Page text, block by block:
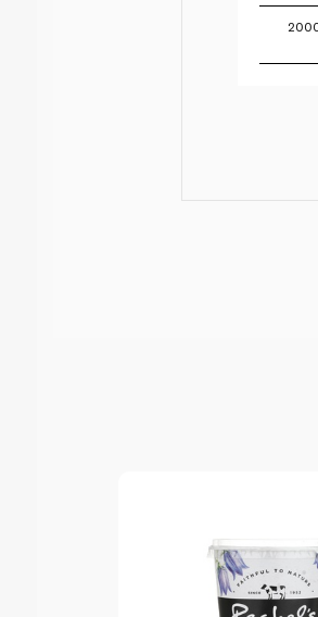
المئوية للقيم اليومية على نظام غذائي يحتوي على 2000